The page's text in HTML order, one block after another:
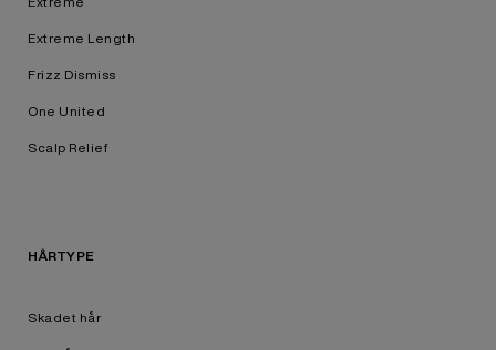
Extreme Length
Frizz Dismiss
One United
Scalp Relief
HÅRTYPE
Skadet hår